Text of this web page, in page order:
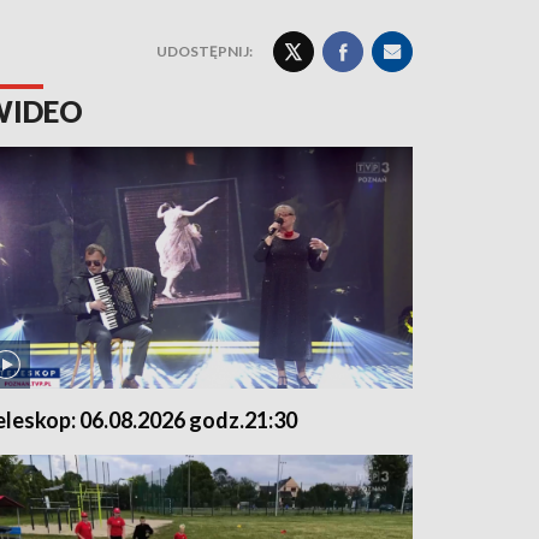
UDOSTĘPNIJ:
06.08.2026 godz.21:30